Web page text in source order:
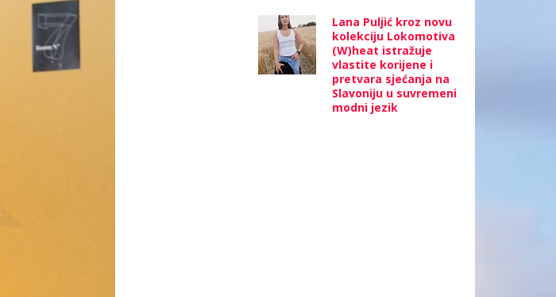
Lana Puljić kroz novu
kolekciju Lokomotiva
(W)heat istražuje
vlastite korijene i
pretvara sjećanja na
Slavoniju u suvremeni
modni jezik